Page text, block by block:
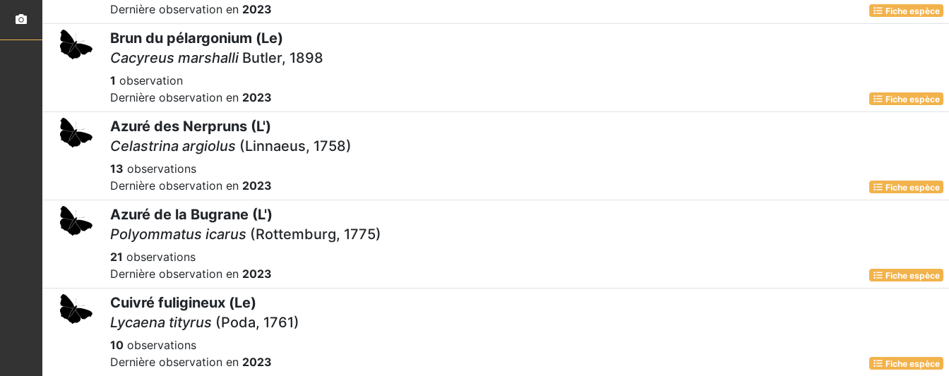
Dernière observation en 2023 Fiche espèce
Brun du pélargonium (Le)
Cacyreus marshalli Butler, 1898
1 observation
Dernière observation en 2023 Fiche espèce
Azuré des Nerpruns (L')
Celastrina argiolus (Linnaeus, 1758)
13 observations
Dernière observation en 2023 Fiche espèce
Azuré de la Bugrane (L')
Polyommatus icarus (Rottemburg, 1775)
21 observations
Dernière observation en 2023 Fiche espèce
Cuivré fuligineux (Le)
Lycaena tityrus (Poda, 1761)
10 observations
Dernière observation en 2023 Fiche espèce